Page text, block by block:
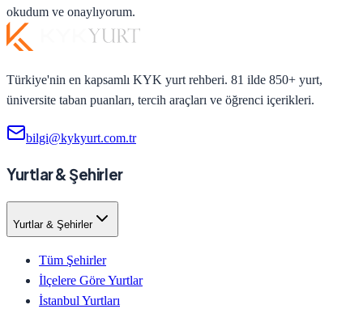
okudum ve onaylıyorum.
Türkiye'nin en kapsamlı KYK yurt rehberi. 81 ilde 850+ yurt,
üniversite taban puanları, tercih araçları ve öğrenci içerikleri.
bilgi@kykyurt.com.tr
Yurtlar & Şehirler
Yurtlar & Şehirler
Tüm Şehirler
İlçelere Göre Yurtlar
İstanbul Yurtları